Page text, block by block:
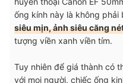
ống kính này là không phải
siêu mịn, ảnh siêu căng
tượng viền xanh viền tím.
Tuy nhiên để giá thành có
với mọi người, chiếc ống